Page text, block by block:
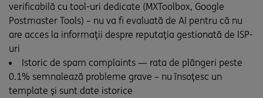
verificabilă cu tool-uri dedicate (MXToolbox, Google
Postmaster Tools) – nu va fi evaluată de AI pentru că nu
are acces la informații despre reputația gestionată de ISP-
uri
Istoric de spam complaints — rata de plângeri peste
0.1% semnalează probleme grave – nu însoțesc un
template și sunt date istorice